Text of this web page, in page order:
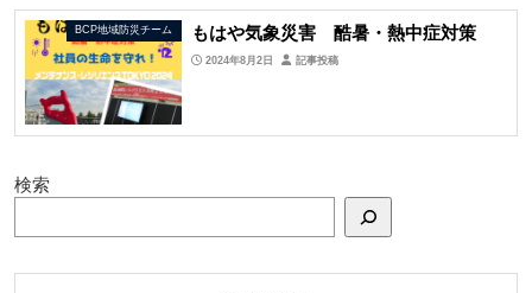
BCP地域防災チーム もはや気象災害 酷暑・熱中症対策
2024年8月2日 記事投稿
検索